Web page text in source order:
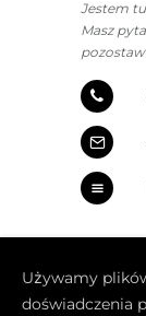
Jestem
Masz
Używamy
doświadczenia